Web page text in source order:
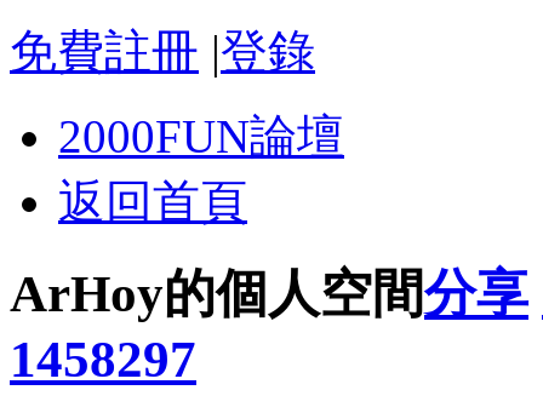
免費註冊 |登錄
2000FUN論壇
返回首頁
ArHoy的個人空間分享
1458297